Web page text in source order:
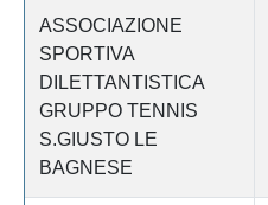
ASSOCIAZIONE
SPORTIVA
DILETTANTISTICA
GRUPPO TENNIS
S.GIUSTO LE
BAGNESE